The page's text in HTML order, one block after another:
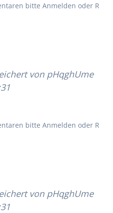
bitte Anmelden oder R
von pHqghUme
bitte Anmelden oder R
von pHqghUme